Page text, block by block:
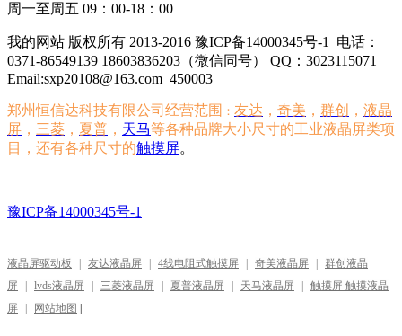
周一至周五 09：00-18：00
我的网站 版权所有 2013-2016 豫ICP备14000345号-1
电话：
0371-86549139 18603836203（微信同号） QQ：3023115071
Email:sxp20108@163.com 450003
郑州恒信达科技有限公司经营范围 ： 友达 ， 奇美 ， 群创 ， 液晶
屏 ， 三菱 ， 夏普 ， 天马等各种品牌大小尺寸的工业液晶屏类项
目，还有各种尺寸的触摸屏。
豫ICP备14000345号-1
液晶屏驱动板 友达液晶屏 4线电阻式触摸屏 奇美液晶屏
群创液晶
屏
lvds液晶屏 三菱液晶屏 夏普液晶屏 天马液晶屏
触摸屏 触摸液晶
屏
网站地图